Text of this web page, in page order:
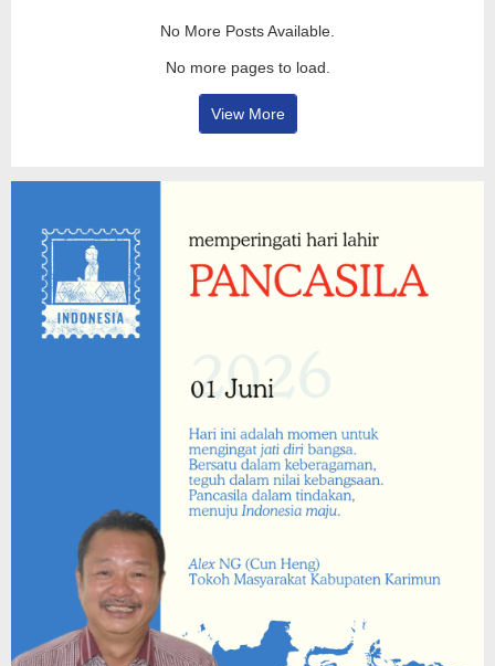
No More Posts Available.
No more pages to load.
View More